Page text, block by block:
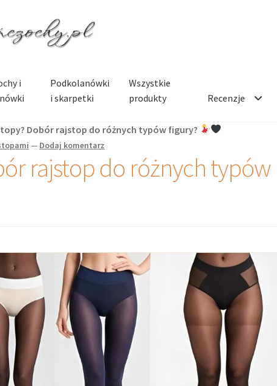
i
Podkolanówki
i skarpetki
Wszystkie
produkty
Recenzje
Dobór rajstop do różnych typów figury?
— Dodaj komentarz
rajstop do różnych typów